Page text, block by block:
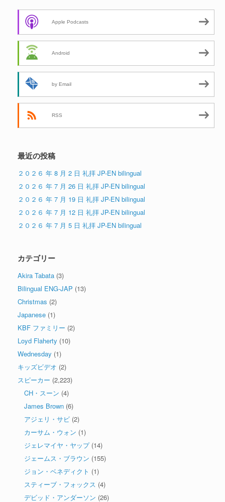
Apple Podcasts
Android
by Email
RSS
最近の投稿
２０２６ 年 8 月 2 日 礼拝 JP-EN bilingual
２０２６ 年 7 月 26 日 礼拝 JP-EN bilingual
２０２６ 年 7 月 19 日 礼拝 JP-EN bilingual
２０２６ 年 7 月 12 日 礼拝 JP-EN bilingual
２０２６ 年 7 月 5 日 礼拝 JP-EN bilingual
カテゴリー
Akira Tabata (3)
Bilingual ENG-JAP (13)
Christmas (2)
Japanese (1)
KBF ファミリー (2)
Loyd Flaherty (10)
Wednesday (1)
キッズビデオ (2)
スピーカー (2,223)
CH・スーン (4)
James Brown (6)
アジェリ・サビ (2)
カーサム・ウォン (1)
ジェレマイヤ・ヤップ(14)
ジェームス・ブラウン (155)
ジョン・ベネディクト (1)
スティーブ・フォックス (4)
デビッド・アンダーソン (26)